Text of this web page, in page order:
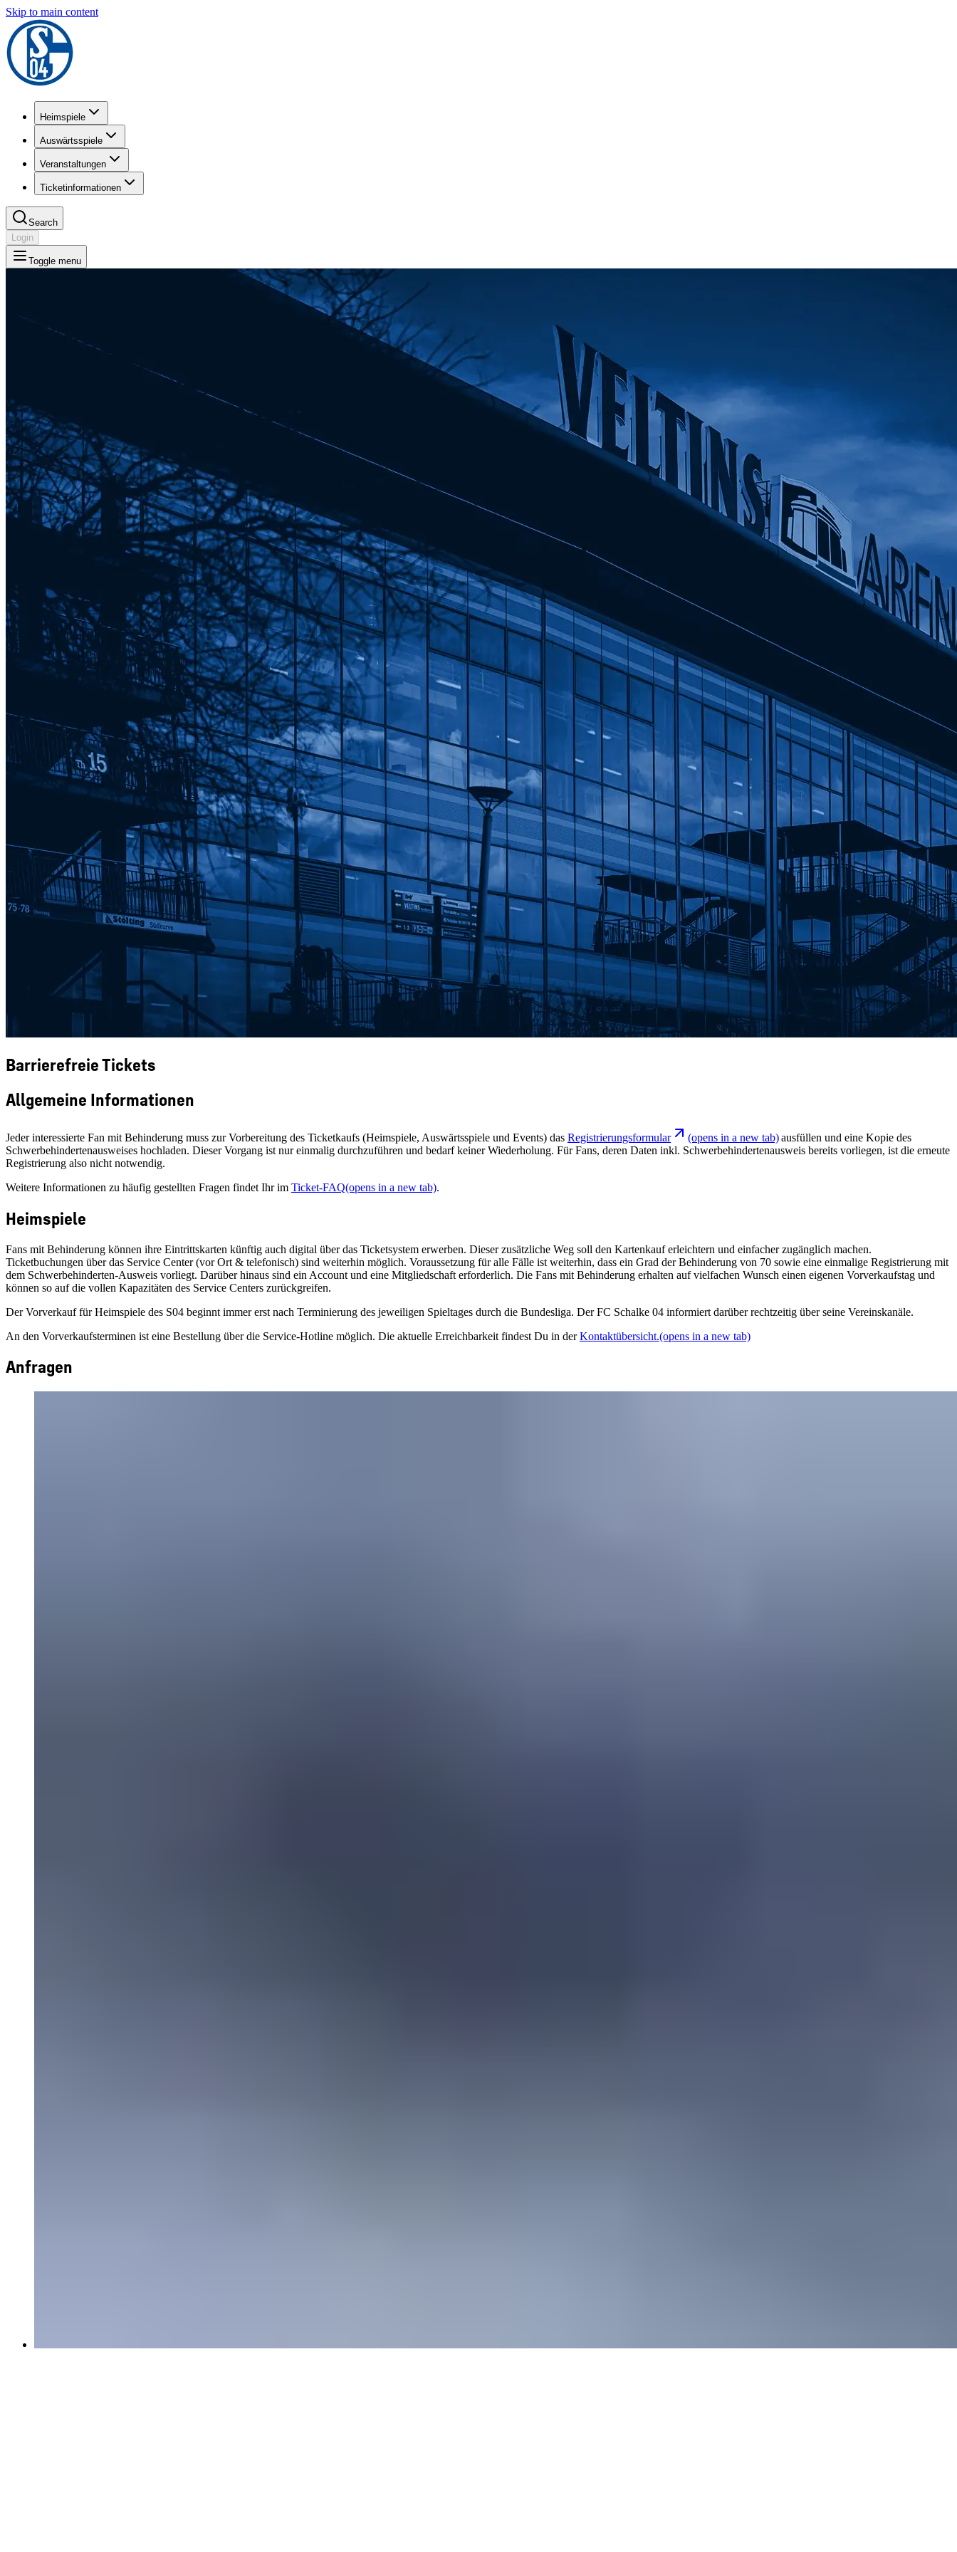
Skip to main content
Heimspiele
Auswärtsspiele
Veranstaltungen
Ticketinformationen
Search
Login
Toggle menu
Barrierefreie Tickets
Allgemeine Informationen
Jeder interessierte Fan mit Behinderung muss zur Vorbereitung des Ticketkaufs (Heimspiele, Auswärtsspiele und Events) das Registrierungsformular (opens in a new tab)ausfüllen und eine Kopie des
Schwerbehindertenausweises hochladen. Dieser Vorgang ist nur einmalig durchzuführen und bedarf keiner Wiederholung. Für Fans, deren Daten inkl. Schwerbehindertenausweis bereits vorliegen, ist die erneute
Registrierung also nicht notwendig.
Weitere Informationen zu häufig gestellten Fragen findet Ihr im Ticket-FAQ(opens in a new tab).
Heimspiele
Fans mit Behinderung können ihre Eintrittskarten künftig auch digital über das Ticketsystem erwerben. Dieser zusätzliche Weg soll den Kartenkauf erleichtern und einfacher zugänglich machen.
Ticketbuchungen über das Service Center (vor Ort & telefonisch) sind weiterhin möglich. Voraussetzung für alle Fälle ist weiterhin, dass ein Grad der Behinderung von 70 sowie eine einmalige Registrierung mit
dem Schwerbehinderten-Ausweis vorliegt. Darüber hinaus sind ein Account und eine Mitgliedschaft erforderlich. Die Fans mit Behinderung erhalten auf vielfachen Wunsch einen eigenen Vorverkaufstag und
können so auf die vollen Kapazitäten des Service Centers zurückgreifen.
Der Vorverkauf für Heimspiele des S04 beginnt immer erst nach Terminierung des jeweiligen Spieltages durch die Bundesliga. Der FC Schalke 04 informiert darüber rechtzeitig über seine Vereinskanäle.
An den Vorverkaufsterminen ist eine Bestellung über die Service-Hotline möglich. Die aktuelle Erreichbarkeit findest Du in derKontaktübersicht.(opens in a new tab)
Anfragen